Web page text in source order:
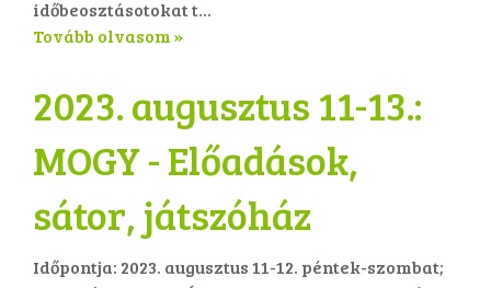
időbeosztásotokat t...
Tovább olvasom »
2023. augusztus 11-13.:
MOGY - Előadások,
sátor, játszóház
Időpontja: 2023. augusztus 11-12. péntek-szombat;